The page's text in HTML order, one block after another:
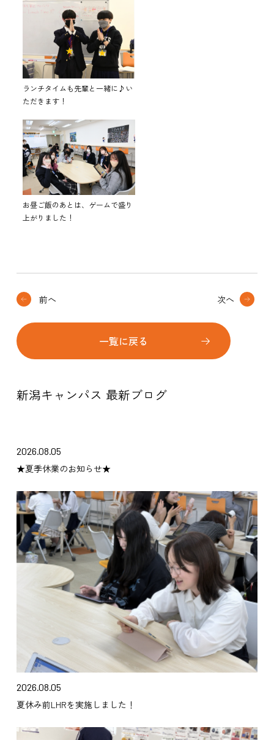
ランチタイムも先輩と一緒に♪い
ただきます！
お昼ご飯のあとは、ゲームで盛り
上がりました！
前へ
一覧に戻る
次へ
新潟キャンパス 最新ブログ
2026.08.05
★夏季休業のお知らせ★
2026.08.05
夏休み前LHRを実施しました！